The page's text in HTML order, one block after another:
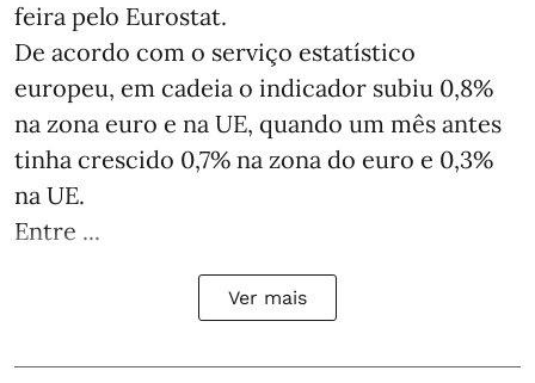
feira pelo Eurostat.
De acordo com o serviço estatístico
europeu, em cadeia o indicador subiu 0,8%
na zona euro e na UE, quando um mês antes
tinha crescido 0,7% na zona do euro e 0,3%
na UE.
Entre ...
Ver mais